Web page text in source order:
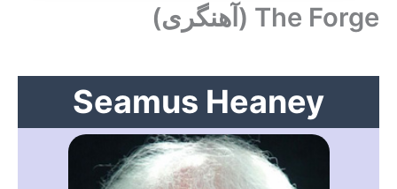
The Forge (آهنگری)
Seamus Heaney